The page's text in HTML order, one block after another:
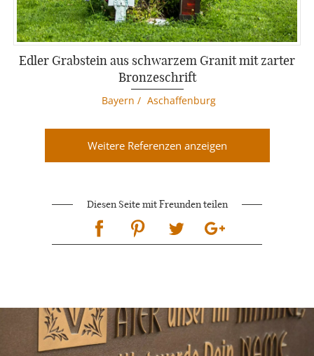
Edler Grabstein aus schwarzem Granit mit zarter
Bronzeschrift
Bayern / Aschaffenburg
Weitere Referenzen anzeigen
Diesen Seite mit Freunden teilen